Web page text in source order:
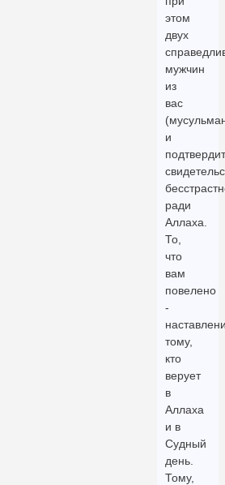
этом
двух
мужчин
из
вас
и
ради
Аллаха.
То,
что
вам
повелено
-
тому,
кто
верует
в
Аллаха
и в
Судный
день.
Тому,